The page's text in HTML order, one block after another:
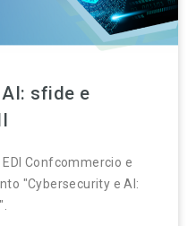
AI: sfide e
Confcommercio e
"Cybersecurity e AI: